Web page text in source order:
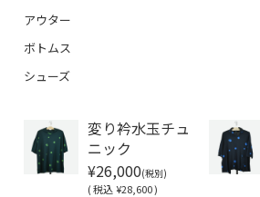
アウター
ボトムス
シューズ
変り衿水玉チュ
ニック
¥26,000(税別)
(税込¥28,600 )